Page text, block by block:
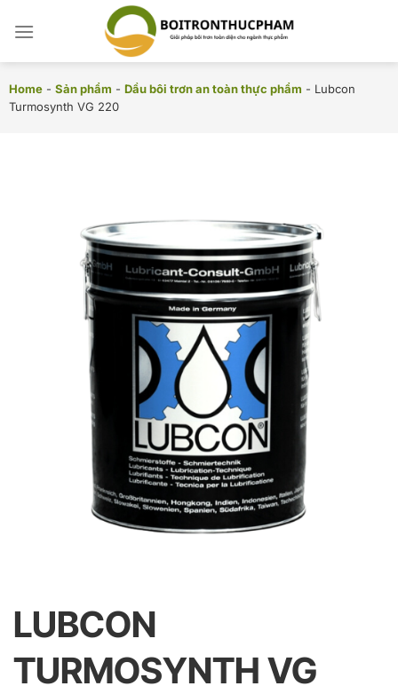
đến
Home - Sản phẩm - Dầu bôi trơn an toàn thực phẩm - Lubcon
Turmosynth VG 220
LUBCON
TURMOSYNTH VG